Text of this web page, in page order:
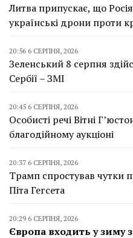
Литва припускає, що
українські дрони проти
20:56 6 СЕРПНЯ, 2026
Зеленський 8 серпня
Сербії – ЗМІ
20:45 6 СЕРПНЯ, 2026
Особисті речі Вітні
благодійному аукціоні
20:37 6 СЕРПНЯ, 2026
Трамп спростував чутки
Піта Гегсета
20:29 6 СЕРПНЯ, 2026
Європа входить у